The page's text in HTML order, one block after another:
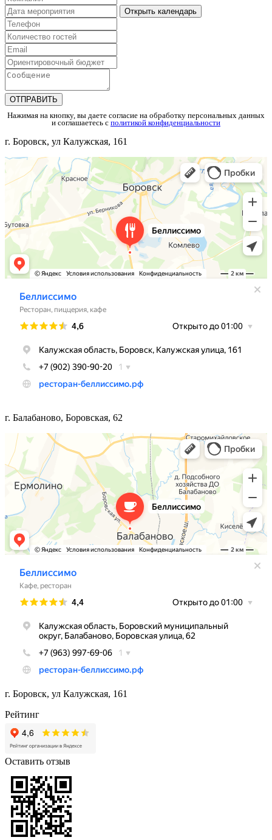
Открыть календарь
Нажимая на кнопку, вы даете согласие на обработку персональных данных
и соглашаетесь c политикой конфиденциальности
г. Боровск, ул Калужская, 161
г. Балабаново, Боровская, 62
г. Боровск, ул Калужская, 161
Рейтинг
Оставить отзыв